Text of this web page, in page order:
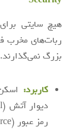
هیچ سایتی
ربات‌های مخرب
بزرگ نمی‌گذارند.
کاربرد:
رمز عبور (Brute-Force).